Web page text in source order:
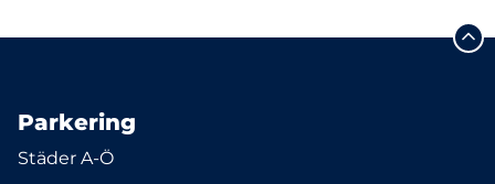
Parkering
Städer A-Ö